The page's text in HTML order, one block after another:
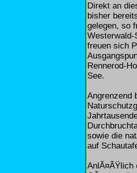
Direkt an
bisher
gelegen, so
Westerwald-
freuen sich
Rennerod-
See.
Angrenzend
sowie die
auf
AnlÃ¤ÃŸlich